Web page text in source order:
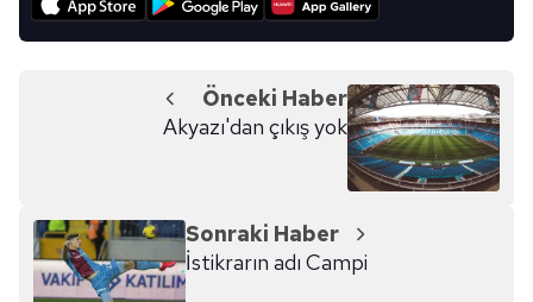
Önceki Haber
Akyazı'dan çıkış yok
Sonraki Haber
İstikrarın adı Campi